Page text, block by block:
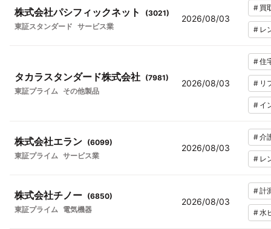
株式会社パシフィックネット (3021)
東証スタンダード サービス業
2026/08/03
# 買
# レ
タカラスタンダード株式会社 (7981)
東証プライム その他製品
2026/08/03
#住
# リ
# イ
株式会社エラン (6099)
東証プライム サービス業
2026/08/03
#介
# レ
株式会社チノー (6850)
東証プライム 電気機器
2026/08/03
#計
#水